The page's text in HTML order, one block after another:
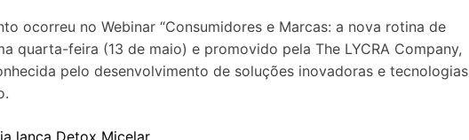
ocorreu no Webinar “Consumidores e Marcas: a nova rotina de
quarta-feira (13 de maio) e promovido pela The LYCRA Company,
pelo desenvolvimento de soluções inovadoras e tecnologias
lança Detox Micelar